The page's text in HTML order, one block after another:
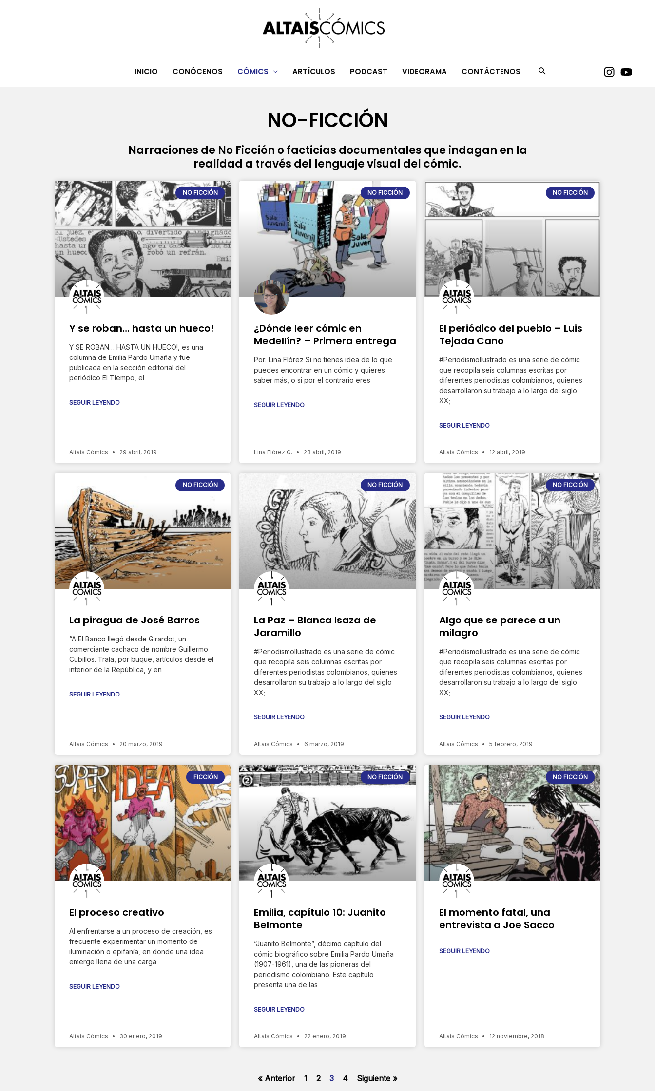
INICIO CONÓCENOS CÓMICS ARTÍCULOS PODCAST VIDEORAMA CONTÁCTENOS
NO-FICCIÓN
Narraciones de No Ficción o facticias documentales que indagan en la
realidad a través del lenguaje visual del cómic.
NO FICCIÓN
Y se roban… hasta un hueco!
Y SE ROBAN… HASTA UN HUECO!, es una
columna de Emilia Pardo Umaña y fue
publicada en la sección editorial del
periódico El Tiempo, el
SEGUIR LEYENDO
Altais Cómics 29 abril, 2019
NO FICCIÓN
¿Dónde leer cómic en
Medellín? – Primera entrega
Por: Lina Flórez Si no tienes idea de lo que
puedes encontrar en un cómic y quieres
saber más, o si por el contrario eres
SEGUIR LEYENDO
Lina Flórez G. 23 abril, 2019
NO FICCIÓN
El periódico del pueblo – Luis
Tejada Cano
#PeriodismoIlustrado es una serie de cómic
que recopila seis columnas escritas por
diferentes periodistas colombianos, quienes
desarrollaron su trabajo a lo largo del siglo
XX;
SEGUIR LEYENDO
Altais Cómics 12 abril, 2019
NO FICCIÓN
La piragua de José Barros
“A El Banco llegó desde Girardot, un
comerciante cachaco de nombre Guillermo
Cubillos. Traía, por buque, artículos desde el
interior de la República, y en
SEGUIR LEYENDO
Altais Cómics 20 marzo, 2019
NO FICCIÓN
La Paz – Blanca Isaza de
Jaramillo
#PeriodismoIlustrado es una serie de cómic
que recopila seis columnas escritas por
diferentes periodistas colombianos, quienes
desarrollaron su trabajo a lo largo del siglo
XX;
SEGUIR LEYENDO
Altais Cómics 6 marzo, 2019
NO FICCIÓN
Algo que se parece a un
milagro
#PeriodismoIlustrado es una serie de cómic
que recopila seis columnas escritas por
diferentes periodistas colombianos, quienes
desarrollaron su trabajo a lo largo del siglo
XX;
SEGUIR LEYENDO
Altais Cómics 5 febrero, 2019
FICCIÓN
El proceso creativo
Al enfrentarse a un proceso de creación, es
frecuente experimentar un momento de
iluminación o epifanía, en donde una idea
emerge llena de una carga
SEGUIR LEYENDO
Altais Cómics 30 enero, 2019
NO FICCIÓN
Emilia, capítulo 10: Juanito
Belmonte
“Juanito Belmonte”, décimo capítulo del
cómic biográfico sobre Emilia Pardo Umaña
(1907-1961), una de las pioneras del
periodismo colombiano. Este capítulo
presenta una de las
SEGUIR LEYENDO
Altais Cómics 22 enero, 2019
NO FICCIÓN
El momento fatal, una
entrevista a Joe Sacco
SEGUIR LEYENDO
Altais Cómics 12 noviembre, 2018
« Anterior
P
a
e
1
P
a
g
e
2
P
a
g
e
3
a
g
e
4 Siguiente »